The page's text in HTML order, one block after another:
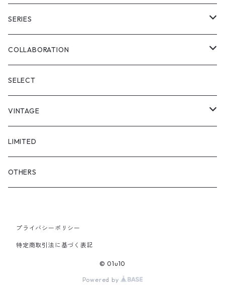
PULL OVER
FULL LENGS
SKIRT
SERIES
"matoi"
"enkan"
"tsunagi"
"asobi"
COLLABORATION
RADIO EVA
1+O
FULL DIVE
iCONOLOGY
SELECT
VINTAGE
TOPS
OUTER
SHOES & ACCESSORY
LIMITED
OTHERS
プライバシーポリシー
特定商取引法に基づく表記
© 01u10
Powered by